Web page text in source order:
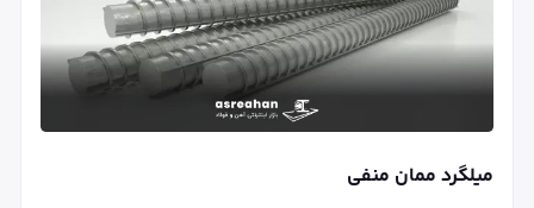
میلگرد ممان منفی